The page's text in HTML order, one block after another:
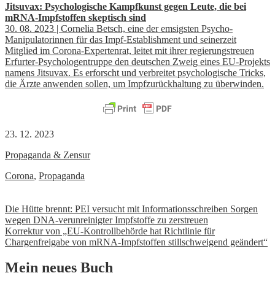
Jitsuvax: Psychologische Kampfkunst gegen Leute, die bei
mRNA-Impfstoffen skeptisch sind
30. 08. 2023 | Cornelia Betsch, eine der emsigsten Psycho-
Manipulatorinnen für das Impf-Establishment und seinerzeit
Mitglied im Corona-Expertenrat, leitet mit ihrer regierungstreuen
Erfurter-Psychologentruppe den deutschen Zweig eines EU-Projekts
namens Jitsuvax. Es erforscht und verbreitet psychologische Tricks,
die Ärzte anwenden sollen, um Impfzurückhaltung zu überwinden.
23. 12. 2023
Propaganda & Zensur
Corona, Propaganda
Beitrags-
Navigation
Die Hütte brennt: PEI versucht mit Informationsschreiben Sorgen
wegen DNA-verunreinigter Impfstoffe zu zerstreuen
Korrektur von „EU-Kontrollbehörde hat Richtlinie für
Chargenfreigabe von mRNA-Impfstoffen stillschweigend geändert“
Mein neues Buch